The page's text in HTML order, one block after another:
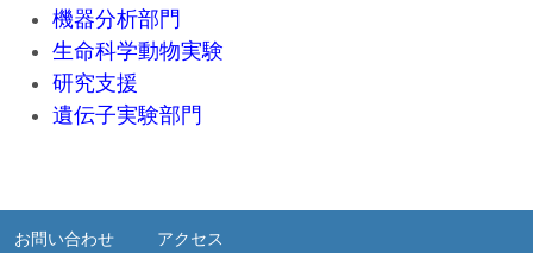
機器分析部門
生命科学動物実験
研究支援
遺伝子実験部門
お問い合わせ アクセス